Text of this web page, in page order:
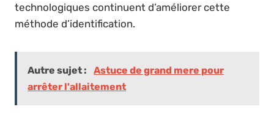
technologiques continuent d’améliorer cette
méthode d’identification.
Autre sujet :
Astuce de grand mere pour
arrêter l'allaitement